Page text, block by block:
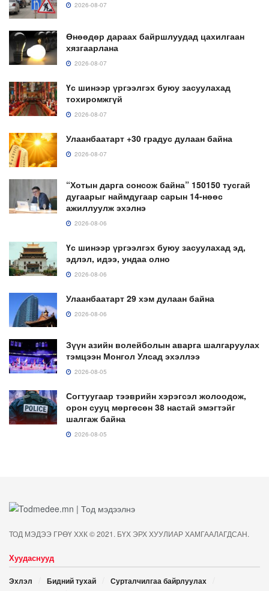
2026-08-07
Өнөөдөр дараах байршлуудад цахилгаан
хязгаарлана
2026-08-07
Үс шинээр үргээлгэх буюу засуулахад
тохиромжгүй
2026-08-07
Улаанбаатарт +30 градус дулаан байна
2026-08-07
“Хотын дарга сонсож байна” 150150 тусгай
дугаарыг наймдугаар сарын 14-нөөс
ажиллуулж эхэлнэ
2026-08-06
Үс шинээр үргээлгэх буюу засуулахад эд,
эдлэл, идээ, ундаа олно
2026-08-06
Улаанбаатарт 29 хэм дулаан байна
2026-08-06
Зүүн азийн волейболын аварга шалгаруулах
тэмцээн Монгол Улсад эхэллээ
2026-08-05
Согтуугаар тээврийн хэрэгсэл жолоодож,
орон сууц мөргөсөн 38 настай эмэгтэйг
шалгаж байна
2026-08-05
ТОД МЭДЭЭ ГРӨҮ ХХК © 2021. БҮХ ЭРХ ХУУЛИАР ХАМГААЛАГДСАН.
Хуудаснууд
Эхлэл Бидний тухай
Сурталчилгаа байрлуулах